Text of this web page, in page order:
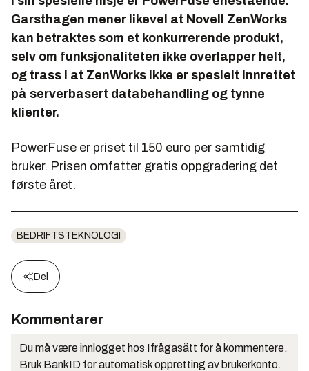
Garsthagen mener likevel at Novell ZenWorks
kan betraktes som et konkurrerende produkt,
selv om funksjonaliteten ikke overlapper helt,
og trass i at ZenWorks ikke er spesielt innrettet
på serverbasert databehandling og tynne
klienter.
PowerFuse er priset til 150 euro per samtidig
bruker. Prisen omfatter gratis oppgradering det
første året.
BEDRIFTSTEKNOLOGI
Del
Kommentarer
Du må være innlogget hos Ifrågasätt for å kommentere.
Bruk BankID for automatisk oppretting av brukerkonto.